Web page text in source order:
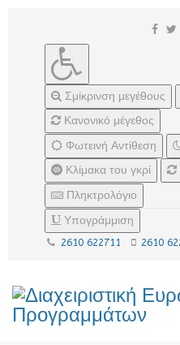
Σμίκρινση μεγέθους
Κανονικό μέγεθος
Φωτεινή Αντίθεση
Κλίμακα του γκρί
Πληκτρολόγιο
Υπογράμμιση
2610 622711 2610